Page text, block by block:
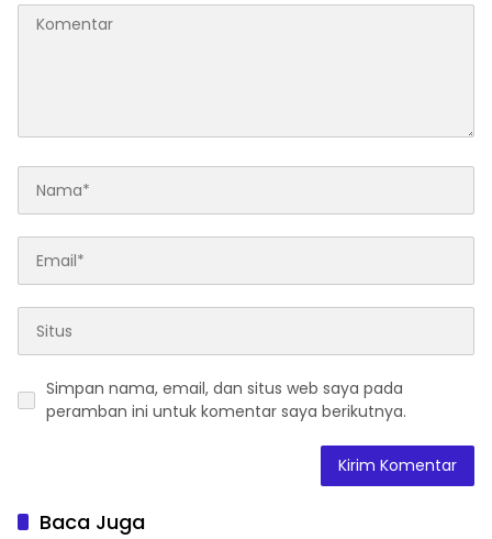
Simpan nama, email, dan situs web saya pada
peramban ini untuk komentar saya berikutnya.
Baca Juga